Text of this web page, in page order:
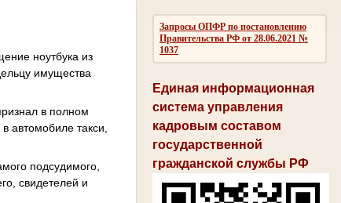
Запросы ОПФР по постановлению
Правительства РФ от 28.06.2021 №
1037
Единая информационная
система управления
кадровым составом
государственной
гражданской службы РФ
ноутбука из
имущества
в полном
автомобиле такси,
подсудимого,
свидетелей и